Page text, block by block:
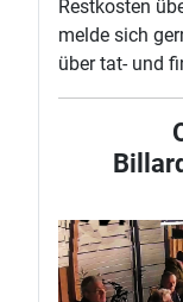
Restkosten
melde sich
über tat- und